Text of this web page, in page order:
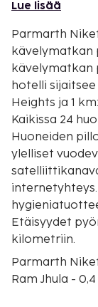
Lue lisää
Parmarth
kävelymatkan
kävelymatkan
hotelli
Heights ja 1
Kaikissa 24
Huoneiden
ylelliset
Etäisyydet
kilometriin.
Parmarth
Ram Jhula -